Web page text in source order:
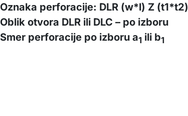
Oznaka perforacije: DLR (w*l) Z (t1*t2)
Oblik otvora DLR ili DLC – po izboru
Smer perforacije po izboru a1 ili b1